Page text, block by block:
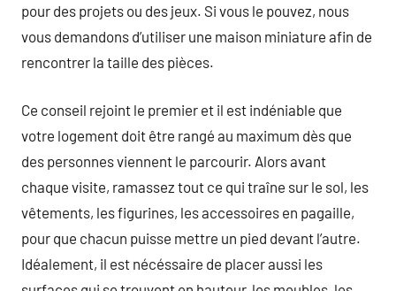
pour des projets ou des jeux. Si vous le pouvez, nous
vous demandons d’utiliser une maison miniature afin de
rencontrer la taille des pièces.
Ce conseil rejoint le premier et il est indéniable que
votre logement doit être rangé au maximum dès que
des personnes viennent le parcourir. Alors avant
chaque visite, ramassez tout ce qui traîne sur le sol, les
vêtements, les figurines, les accessoires en pagaille,
pour que chacun puisse mettre un pied devant l’autre.
Idéalement, il est nécéssaire de placer aussi les